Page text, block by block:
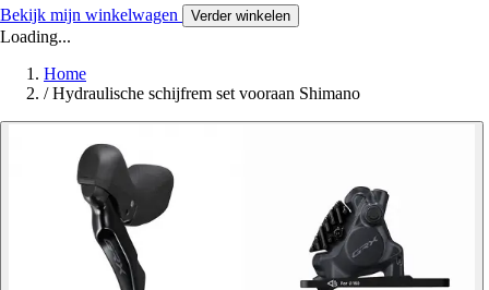
Bekijk mijn winkelwagen Verder winkelen
Loading...
Home
/ Hydraulische schijfrem set vooraan Shimano